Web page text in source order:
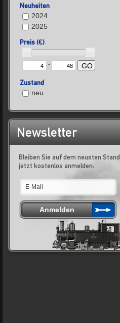
Neuheiten
2024
2025
Preis (€)
- GO
Zustand
neu
Newsletter
Bleiben Sie auf dem neusten Stand,
jetzt kostenlos anmelden: